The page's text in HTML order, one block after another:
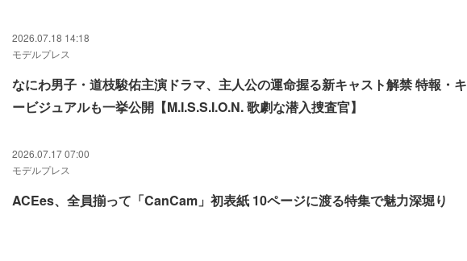
2026.07.18 14:18
モデルプレス
なにわ男子・道枝駿佑主演ドラマ、主人公の運命握る新キャスト解禁 特報・キ
ービジュアルも一挙公開【M.I.S.S.I.O.N. 歌劇な潜入捜査官】
2026.07.17 07:00
モデルプレス
ACEes、全員揃って「CanCam」初表紙 10ページに渡る特集で魅力深堀り